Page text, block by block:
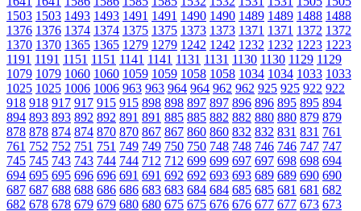
1503 1503 1493 1493 1491 1491 1490 1490 1489 1489 1488 1488
1376 1376 1374 1374 1375 1375 1373 1373 1371 1371 1372 1372
1370 1370 1365 1365 1279 1279 1242 1242 1232 1232 1223 1223
1191 1191 1151 1151 1141 1141 1131 1131 1130 1130 1129 1129
1079 1079 1060 1060 1059 1059 1058 1058 1034 1034 1033 1033
1025 1025 1006 1006 963 963 964 964 962 962 925 925 922 922
918 918 917 917 915 915 898 898 897 897 896 896 895 895 894
894 893 893 892 892 891 891 885 885 882 882 880 880 879 879
878 878 874 874 870 870 867 867 860 860 832 832 831 831 761
761 752 752 751 751 749 749 750 750 748 748 746 746 747 747
745 745 743 743 744 744 712 712 699 699 697 697 698 698 694
694 695 695 696 696 691 691 692 692 693 693 689 689 690 690
687 687 688 688 686 686 683 683 684 684 685 685 681 681 682
682 678 678 679 679 680 680 675 675 676 676 677 677 673 673